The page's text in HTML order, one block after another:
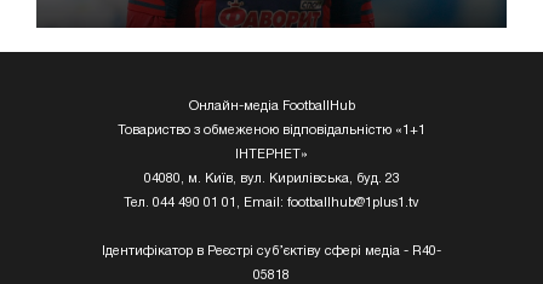
Онлайн-медіа FootballHub
Товариство з обмеженою відповідальністю «1+1
ІНТЕРНЕТ»
04080, м. Київ, вул. Кирилівська, буд. 23
Тел. 044 490 01 01, Email: footballhub@1plus1.tv
Ідентифікатор в Реєстрі суб’єктіву сфері медіа - R40-
05818